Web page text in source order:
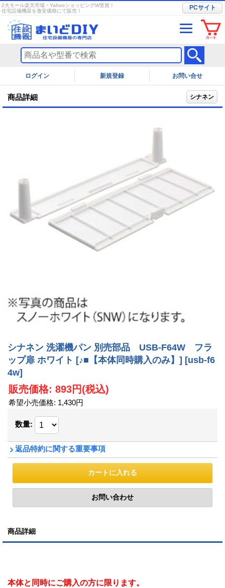
2大モール楽天市場・YahooショッピングW受賞！
住宅設備機器を激安価格にて販売！
PCサイト
ログイン お問い合せ
商品詳細 シナネン
シナネン 洗濯機パン 別売部品 USB-F64W フラ
ップ扉 ホワイト [♪■【本体同時購入のみ】] [usb-f6
4w]
販売価格: 893円(税込)
希望小売価格: 1,430円
数量:
返品特約に関する重要事項
商品詳細
本体と同時にご購入の方に限ります。